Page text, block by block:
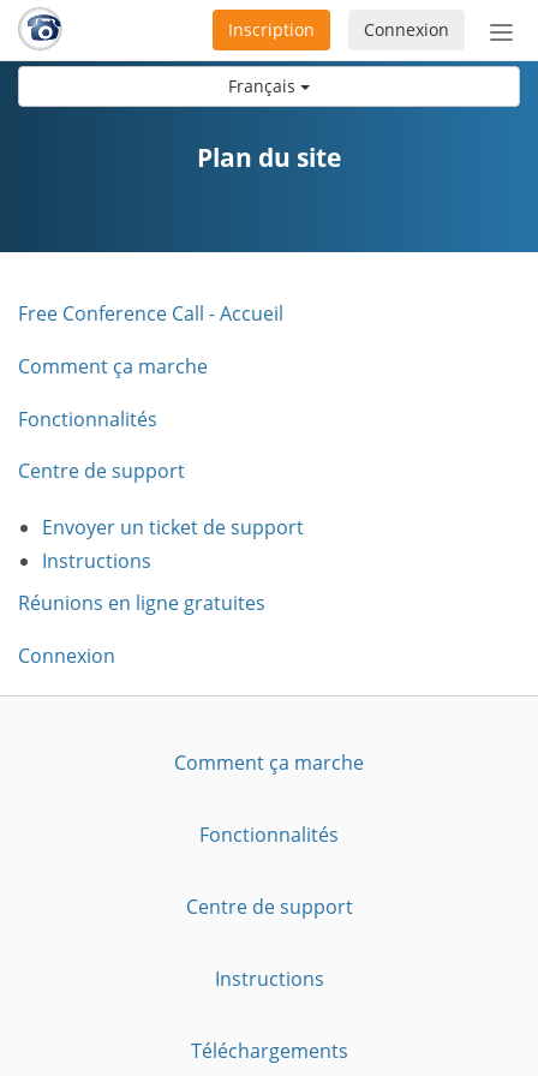
Français
ou
Connexion
Inscription
Plan du site
Free Conference Call - Accueil
Comment ça marche
Fonctionnalités
Centre de support
Envoyer un ticket de support
Instructions
Réunions en ligne gratuites
Connexion
Comment ça marche
Fonctionnalités
Centre de support
Instructions
Téléchargements